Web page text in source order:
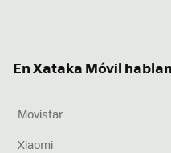
En Xataka Móvil
Movistar
Xiaomi